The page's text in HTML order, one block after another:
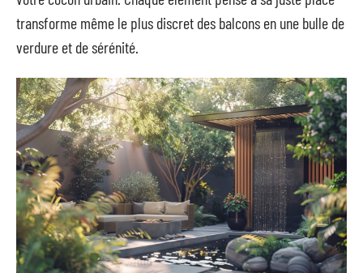
transforme même le plus discret des balcons en une bulle de
verdure et de sérénité.